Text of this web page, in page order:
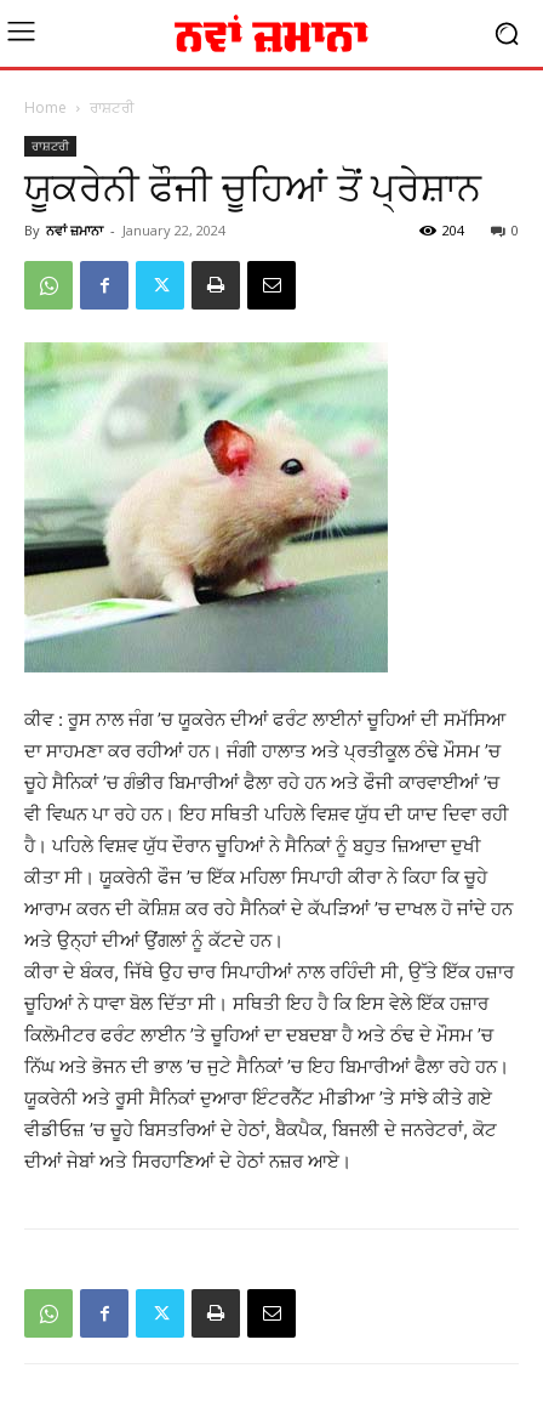
Home ਰਾਸ਼ਟਰੀ
ਰਾਸ਼ਟਰੀ
ਯੂਕਰੇਨੀ ਫੌਜੀ ਚੂਹਿਆਂ ਤੋਂ ਪ੍ਰੇਸ਼ਾਨ
By ਨਵਾਂ ਜ਼ਮਾਨਾ - January 22, 2024 0
204
ਕੀਵ : ਰੂਸ ਨਾਲ ਜੰਗ ’ਚ ਯੂਕਰੇਨ ਦੀਆਂ ਫਰੰਟ ਲਾਈਨਾਂ ਚੂਹਿਆਂ ਦੀ ਸਮੱਸਿਆ
ਦਾ ਸਾਹਮਣਾ ਕਰ ਰਹੀਆਂ ਹਨ। ਜੰਗੀ ਹਾਲਾਤ ਅਤੇ ਪ੍ਰਤੀਕੂਲ ਠੰਢੇ ਮੌਸਮ ’ਚ
ਚੂਹੇ ਸੈਨਿਕਾਂ ’ਚ ਗੰਭੀਰ ਬਿਮਾਰੀਆਂ ਫੈਲਾ ਰਹੇ ਹਨ ਅਤੇ ਫੌਜੀ ਕਾਰਵਾਈਆਂ ’ਚ
ਵੀ ਵਿਘਨ ਪਾ ਰਹੇ ਹਨ। ਇਹ ਸਥਿਤੀ ਪਹਿਲੇ ਵਿਸ਼ਵ ਯੁੱਧ ਦੀ ਯਾਦ ਦਿਵਾ ਰਹੀ
ਹੈ। ਪਹਿਲੇ ਵਿਸ਼ਵ ਯੁੱਧ ਦੌਰਾਨ ਚੂਹਿਆਂ ਨੇ ਸੈਨਿਕਾਂ ਨੂੰ ਬਹੁਤ ਜ਼ਿਆਦਾ ਦੁਖੀ
ਕੀਤਾ ਸੀ। ਯੂਕਰੇਨੀ ਫੌਜ ’ਚ ਇੱਕ ਮਹਿਲਾ ਸਿਪਾਹੀ ਕੀਰਾ ਨੇ ਕਿਹਾ ਕਿ ਚੂਹੇ
ਆਰਾਮ ਕਰਨ ਦੀ ਕੋਸ਼ਿਸ਼ ਕਰ ਰਹੇ ਸੈਨਿਕਾਂ ਦੇ ਕੱਪੜਿਆਂ ’ਚ ਦਾਖਲ ਹੋ ਜਾਂਦੇ ਹਨ
ਅਤੇ ਉਨ੍ਹਾਂ ਦੀਆਂ ਉਂਗਲਾਂ ਨੂੰ ਕੱਟਦੇ ਹਨ।
ਕੀਰਾ ਦੇ ਬੰਕਰ, ਜਿੱਥੇ ਉਹ ਚਾਰ ਸਿਪਾਹੀਆਂ ਨਾਲ ਰਹਿੰਦੀ ਸੀ, ਉੱਤੇ ਇੱਕ ਹਜ਼ਾਰ
ਚੂਹਿਆਂ ਨੇ ਧਾਵਾ ਬੋਲ ਦਿੱਤਾ ਸੀ। ਸਥਿਤੀ ਇਹ ਹੈ ਕਿ ਇਸ ਵੇਲੇ ਇੱਕ ਹਜ਼ਾਰ
ਕਿਲੋਮੀਟਰ ਫਰੰਟ ਲਾਈਨ ’ਤੇ ਚੂਹਿਆਂ ਦਾ ਦਬਦਬਾ ਹੈ ਅਤੇ ਠੰਢ ਦੇ ਮੌਸਮ ’ਚ
ਨਿੱਘ ਅਤੇ ਭੋਜਨ ਦੀ ਭਾਲ ’ਚ ਜੁਟੇ ਸੈਨਿਕਾਂ ’ਚ ਇਹ ਬਿਮਾਰੀਆਂ ਫੈਲਾ ਰਹੇ ਹਨ।
ਯੂਕਰੇਨੀ ਅਤੇ ਰੂਸੀ ਸੈਨਿਕਾਂ ਦੁਆਰਾ ਇੰਟਰਨੈੱਟ ਮੀਡੀਆ ’ਤੇ ਸਾਂਝੇ ਕੀਤੇ ਗਏ
ਵੀਡੀਓਜ਼ ’ਚ ਚੂਹੇ ਬਿਸਤਰਿਆਂ ਦੇ ਹੇਠਾਂ, ਬੈਕਪੈਕ, ਬਿਜਲੀ ਦੇ ਜਨਰੇਟਰਾਂ, ਕੋਟ
ਦੀਆਂ ਜੇਬਾਂ ਅਤੇ ਸਿਰਹਾਣਿਆਂ ਦੇ ਹੇਠਾਂ ਨਜ਼ਰ ਆਏ।